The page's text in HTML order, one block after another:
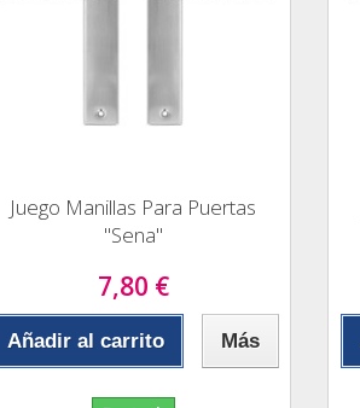
Juego Manillas Para Puertas
"Sena"
7,80 €
Añadir al carrito Más